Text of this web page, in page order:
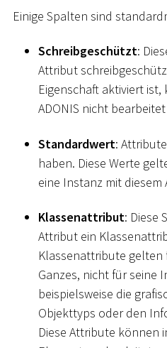
Einige Spalten sind
Schreibgeschützt:
Attribut
Eigenschaft aktiviert
ADONIS nicht
Standardwert:
haben. Diese Werte
eine Instanz mit
Klassenattribut: Diese
Attribut ein
Klassenattribute gelten
Ganzes, nicht für seine
beispielsweise die
Objekttyps oder den
Diese Attribute können